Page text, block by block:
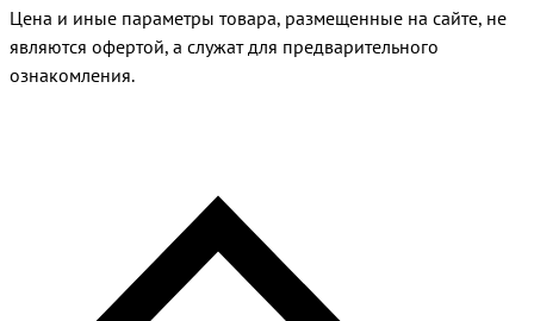
Цена и иные параметры товара, размещенные на сайте, не
являются офертой, а служат для предварительного
ознакомления.